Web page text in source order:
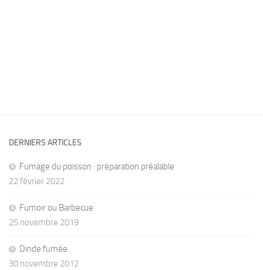
DERNIERS ARTICLES
Fumage du poisson : préparation préalable
22 février 2022
Fumoir ou Barbecue
25 novembre 2019
Dinde fumée
30 novembre 2012